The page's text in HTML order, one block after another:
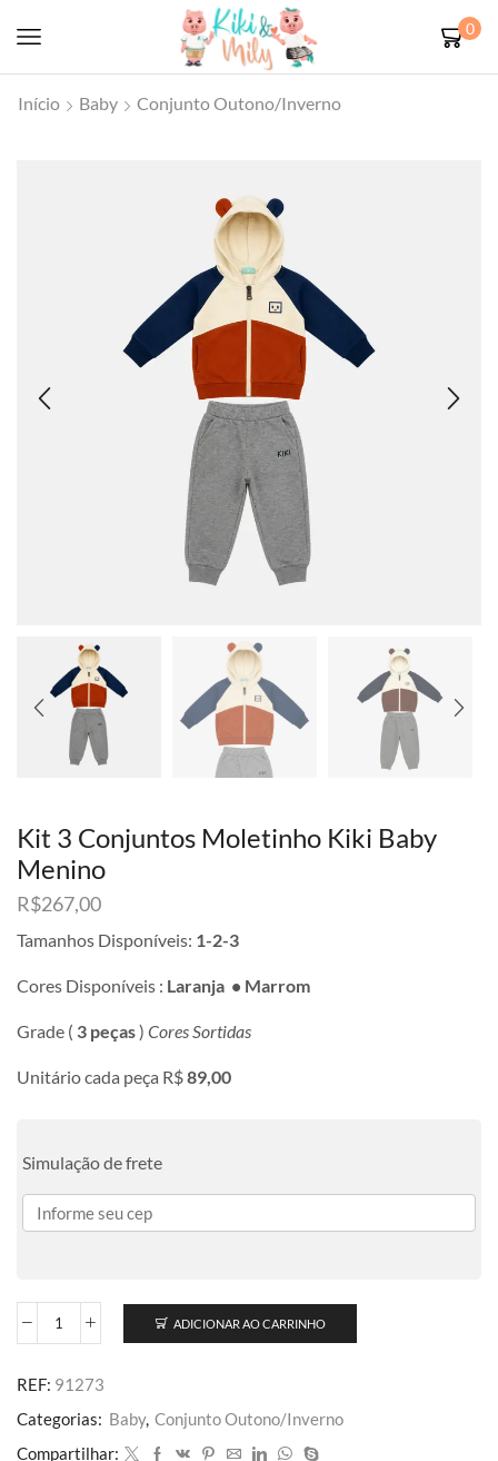
0
Início Baby Conjunto Outono/Inverno
Kit 3 Conjuntos Moletinho Kiki Baby
Menino
R$267,00
Tamanhos Disponíveis: 1-2-3
Cores Disponíveis : Laranja • Marrom
Grade ( 3 peças) Cores Sortidas
Unitário cada peça R$89,00
Simulação de frete
ADICIONAR AO CARRINHO
REF: 91273
Categorias: Baby, Conjunto Outono/Inverno
Compartilhar: